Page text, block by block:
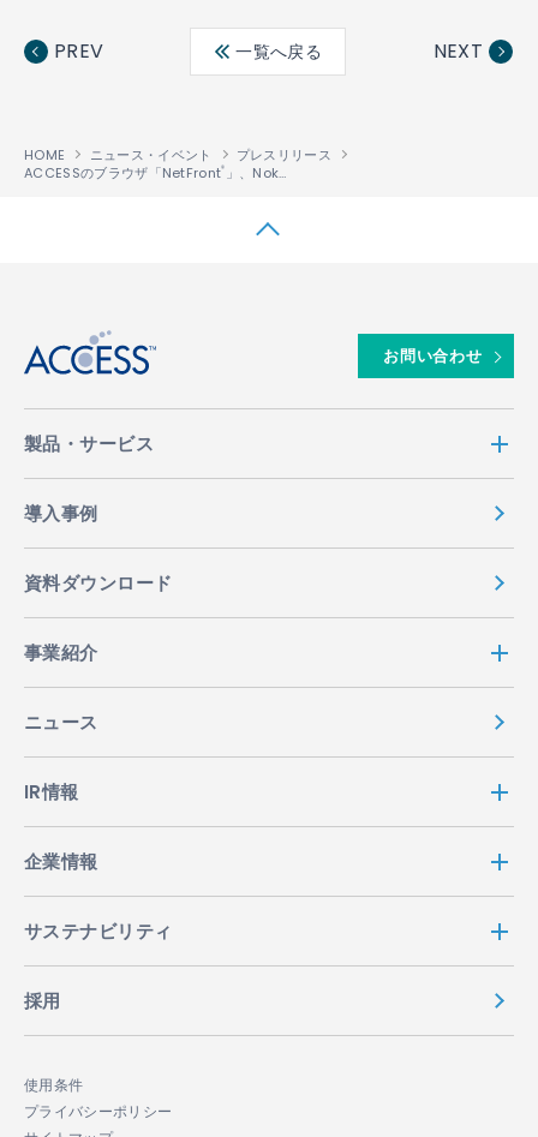
ebo ter
edin
PREV 一覧へ戻る NEXT
HOME ニュース・イベント
プレスリリース
ACCESSのブラウザ「NetFront® 」、Nokia6670スマートフォンに搭載
お問い合わせ
製品・サービス
導入事例
資料ダウンロード
事業紹介
ニュース
IR情報
企業情報
サステナビリティ
採用
使用条件
プライバシーポリシー